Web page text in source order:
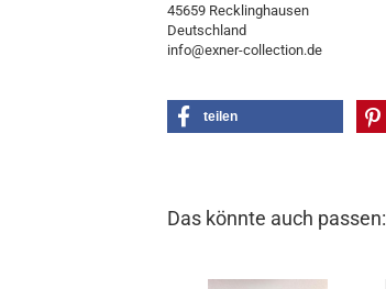
45659 Recklinghausen
Deutschland
info@exner-collection.de
teilen
Das könnte auch passen: